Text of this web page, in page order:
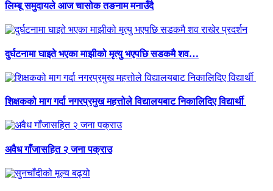
लिम्बू समुदायले आज चासोक तङनाम मनाउँदै
दुर्घटनामा घाइते भएका माझीको मृत्यु भएपछि सडकमै शव…
शिक्षकको माग गर्दा नगरप्रमुख महत्तोले विद्यालयबाट निकालिदिए विद्यार्थी
अवैध गाँजासहित २ जना पक्राउ